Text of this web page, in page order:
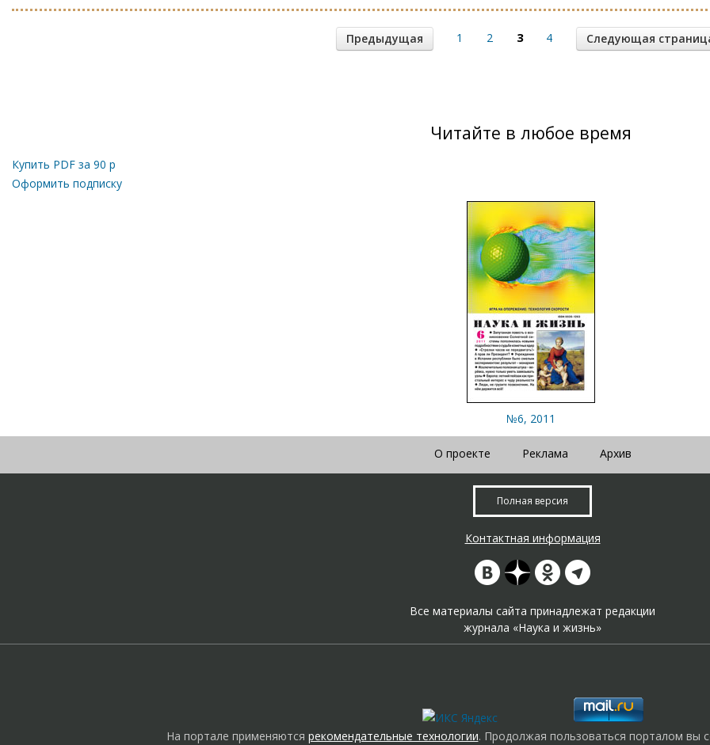
Предыдущая 1 2 3 4 Следующая
Читайте в любое время
Купить PDF за 90 р
Оформить подписку
№6, 2011
О проекте Реклама Архив
Полная версия
Контактная информация
Все материалы сайта принадлежат редакции
журнала «Наука и жизнь»
На портале применяются рекомендательные технологии. Продолжая пользоваться порталом вы